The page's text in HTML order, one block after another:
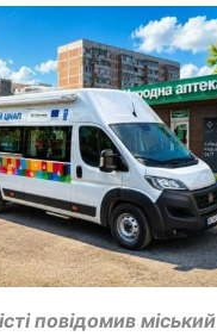
повідомив міський